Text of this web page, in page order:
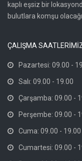
kaplı eşsiz bir
bulutlara komşu
ÇALIŞMA
Pazartesi: 09.00 -
Salı: 09.00 - 19.00
Çarşamba: 09.00 -
Perşembe: 09.00 -
Cuma: 09.00 - 19.00
Cumartesi: 09.00 -